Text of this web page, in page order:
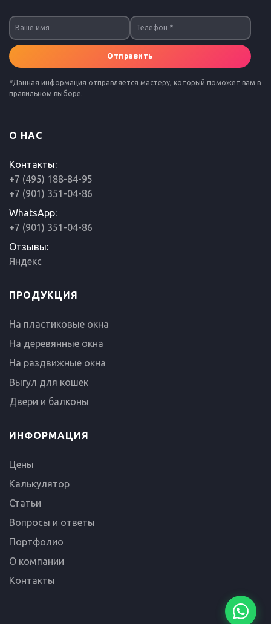
Отправить
*Данная информация отправляется мастеру, который поможет вам в
правильном выборе.
О НАС
Контакты:
+7 (495) 188-84-95
+7 (901) 351-04-86
WhatsApp:
+7 (901) 351-04-86
Отзывы:
Яндекс
ПРОДУКЦИЯ
На пластиковые окна
На деревянные окна
На раздвижные окна
Выгул для кошек
Двери и балконы
ИНФОРМАЦИЯ
Цены
Калькулятор
Статьи
Вопросы и ответы
Портфолио
О компании
Контакты